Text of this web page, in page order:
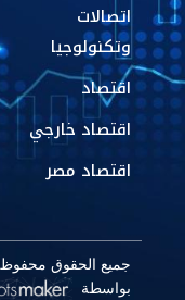
اتصالات
وتكنولوجيا
اقتصاد
اقتصاد خارجي
اقتصاد مصر
بواسطة